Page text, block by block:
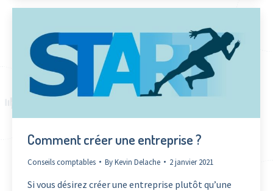
Comment créer une entreprise ?
Conseils comptables ByKevin Delache 2 janvier 2021
Si vous désirez créer une entreprise plutôt qu’une